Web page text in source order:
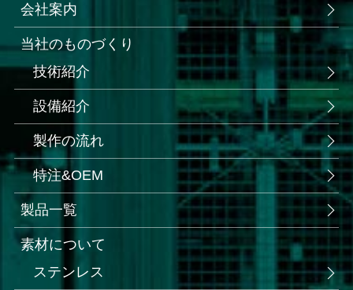
会社案内
当社のものづくり
技術紹介
設備紹介
製作の流れ
特注&OEM
製品一覧
素材について
ステンレス